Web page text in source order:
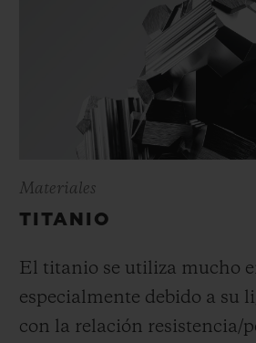
Materiales
TITANIO
El titanio se utiliza mucho
especialmente debido a su
con la relación resistencia/